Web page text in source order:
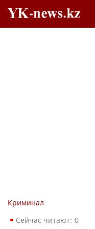
Криминал
Сейчас читают: 0